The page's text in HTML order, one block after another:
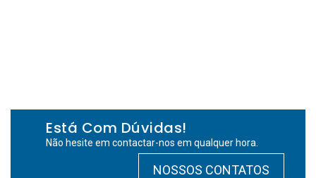
Está Com Dúvidas!
Não hesite em contactar-nos em qualquer hora.
NOSSOS CONTATOS